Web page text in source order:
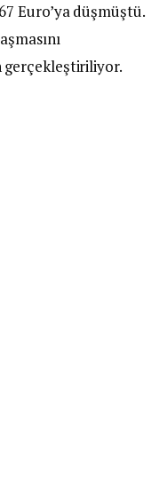
Euro’ya düşmüştü.
gerçekleştiriliyor.